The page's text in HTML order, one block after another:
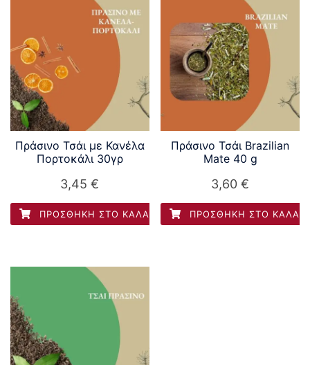
Πράσινο Τσάι με Κανέλα
Πορτοκάλι 30γρ
3,45€
ΠΡΟΣΘΉΚΗ ΣΤΟ ΚΑΛΆΘΙ
Πράσινο Τσάι Brazilian
Mate 40 g
3,60€
ΠΡΟΣΘΉΚΗ ΣΤΟ ΚΑΛΆΘΙ